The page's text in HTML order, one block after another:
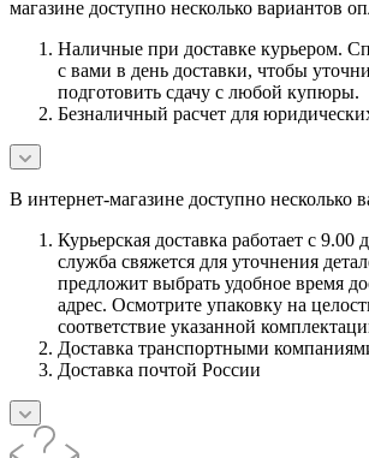
магазине доступно несколько вариантов
Наличные при доставке курьером.
с вами в день доставки, чтобы
подготовить сдачу с любой купюры.
Безналичный расчет для
В интернет-магазине доступно несколько
Курьерская доставка работает с 9.00
служба свяжется для уточнения
предложит выбрать удобное время
адрес. Осмотрите упаковку на
соответствие указанной
Доставка транспортными
Доставка почтой России